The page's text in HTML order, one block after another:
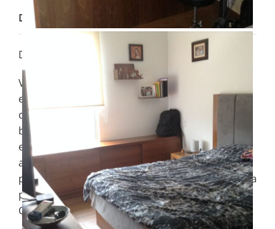
Descripción
Descripción
Vendo departamrnto de 2 recamaras, 2 baños,
estacionamiento para 3 autos, estancia comedor,
cocina equipada con alacena, excelente vista al
bosque, se encuentra en un quinto nivel,
elevador, cisterna, con tinacos en la azotea. De
amenidades consata de alberca, salon de fiestas
para 100 personas, GYM, cancha de futbol, parrilla
para carne asada.
Características